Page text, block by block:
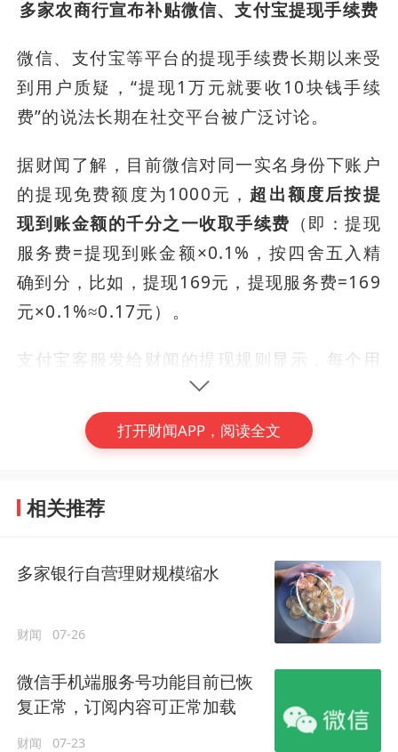
多家农商行宣布补贴微信、支付宝提现手续费
微信、支付宝等平台的提现手续费长期以来受
到用户质疑，“提现1万元就要收10块钱手续
费”的说法长期在社交平台被广泛讨论。
据财闻了解，目前微信对同一实名身份下账户
的提现免费额度为1000元， 超出额度后按提
现到账金额的千分之一收取手续费 （即：提现
服务费=提现到账金额×0.1%，按四舍五入精
确到分，比如，提现169元，提现服务费=169
元×0.1%≈0.17元）。
支付宝客服发给财闻的提现规则显示，每个用
户自账户实名后，自动发放2万元免费提现额
度，同一身份证共享这2万额度，可用于免除
提现或转账到卡的服务费。待使用完这2万元
收取服务费。
如今，有银行主动承担这部分成本解决用户困
扰。近日，广西农村商业联合银行、衡南农商
银行、永兴农村商业银行、山东东港农商银行
等多家中小银行纷纷表示，用户将微信、支付
宝零钱提现到该行银行卡，可享受相应的手续
费补贴或减免。
作者 李丹红
常驻上海，关注金融政策与监管、银行、理财、保险、资
管、金融科技、消费金融、不良资产等，聚焦行业趋势。
打开财闻APP，阅读全文
相关推荐
多家银行自营理财规模缩水
财闻 07-26
微信手机端服务号功能目前已恢
复正常，订阅内容可正常加载
财闻 07-23